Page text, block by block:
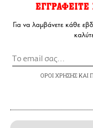
ΕΓΓΡΑΦΕΙΤΕ
Για να λαμβάνετε κάθε
ΟΡΟΙ ΧΡΗΣΗΣΚΑΙ